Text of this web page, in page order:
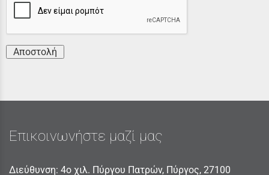
Αποστολή
Επικοινωνήστε μαζί μας
Διεύθυνση: 4ο χιλ. Πύργου Πατρών, Πύργος, 27100